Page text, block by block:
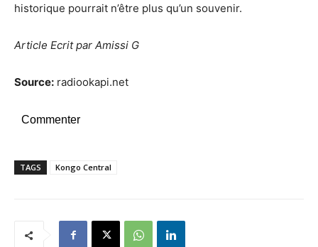
historique pourrait n’être plus qu’un souvenir.
Article Ecrit par Amissi G
Source: radiookapi.net
Commenter
TAGS Kongo Central